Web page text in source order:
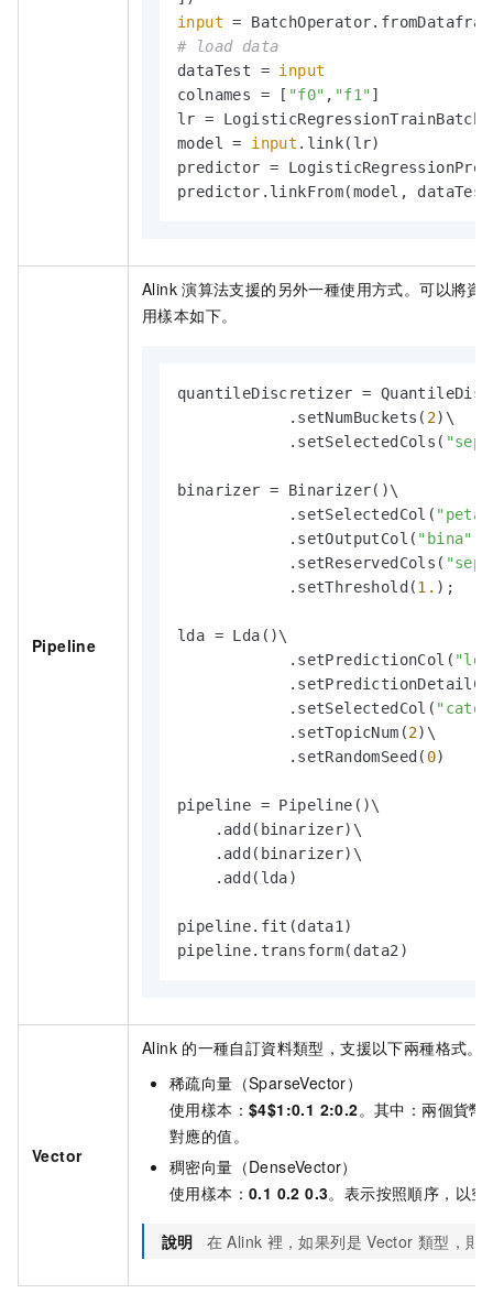
input =
# load data
dataTest = input
colnames = [ "f0" , "f1" ]
lr =
model = input .link(lr)
predictor =
predictor.linkFrom(model,
Pipeline
Alink 演算法支援的另外一種使用方式。可以將
用樣本如下。
quantileDiscretizer =
            .setNumBuckets(
2)\
            .setSelectedCols(
binarizer = Binarizer()\
            .setSelectedCol(
            .setOutputCol(
"bina"
            .setReservedCols(
            .setThreshold(
1. );
lda = Lda()\
            .setPredictionCol(
            .setSelectedCol(
            .setTopicNum(
2)\
            .setRandomSeed(
0)
pipeline = Pipeline()\
    .add(binarizer)\
    .add(binarizer)\
    .add(lda)
pipeline.fit(data1)
pipeline.transform(data2)
Vector
Alink 的一種自訂資料類型，支援以下兩種格式。
稀疏向量（SparseVector）
使用樣本： $4$1:0.1 2:0.2。其中：兩個貨幣
對應的值。
稠密向量（DenseVector）
使用樣本： 0.1 0.2 0.3。表示按照順序，以
說明 在 Alink 裡，如果列是 Vector 類型，則